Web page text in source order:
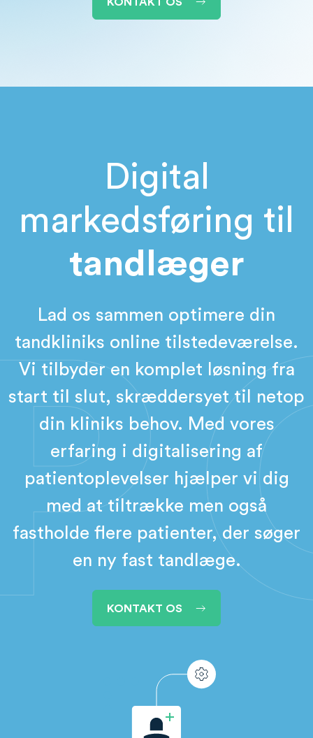
Digital
markedsføring til
tandlæger
Lad os sammen optimere din
tandkliniks online tilstedeværelse.
Vi tilbyder en komplet løsning fra
start til slut, skræddersyet til netop
din kliniks behov. Med vores
erfaring i digitalisering af
patientoplevelser hjælper vi dig
med at tiltrække men også
fastholde flere patienter, der søger
en ny fast tandlæge.
KONTAKT OS